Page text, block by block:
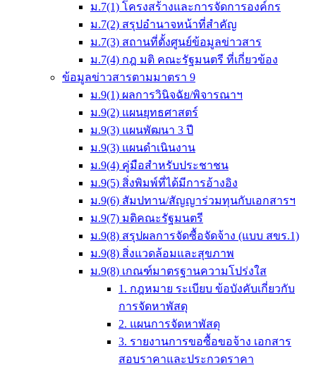
ม.7(1) โครงสร้างและการจัดการองค์กร
ม.7(2) สรุปอำนาจหน้าที่สำคัญ
ม.7(3) สถานที่ตั้งศูนย์ข้อมูลข่าวสาร
ม.7(4) กฎ มติ คณะรัฐมนตรี ที่เกี่ยวข้อง
ข้อมูลข่าวสารตามมาตรา 9
ม.9(1) ผลการวินิจฉัย/พิจารณาฯ
ม.9(2) แผนยุทธศาสตร์
ม.9(3) แผนพัฒนา 3 ปี
ม.9(3) แผนดำเนินงาน
ม.9(4) คู่มือสำหรับประชาชน
ม.9(5) สิ่งพิมพ์ที่ได้มีการอ้างอิง
ม.9(6) สัมปทาน/สัญญาร่วมทุนกับเอกสารฯ
ม.9(7) มติคณะรัฐมนตรี
ม.9(8) สรุปผลการจัดซื้อจัดจ้าง (แบบ สขร.1)
ม.9(8) สิ่งแวดล้อมและสุขภาพ
ม.9(8) เกณฑ์มาตรฐานความโปร่งใส
1. กฎหมาย ระเบียบ ข้อบังคับเกี่ยวกับ
การจัดหาพัสดุ
2. แผนการจัดหาพัสดุ
3. รายงานการขอซื้อขอจ้าง เอกสาร
สอบราคาและประกวดราคา